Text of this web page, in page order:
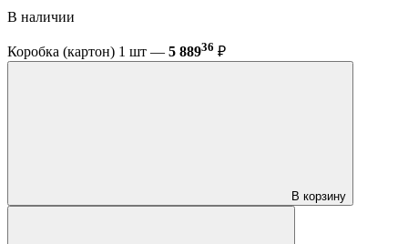
В наличии
Коробка (картон) 1 шт — 5 88936 ₽
В корзину